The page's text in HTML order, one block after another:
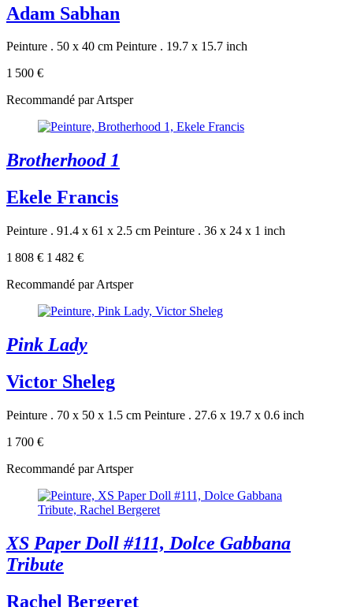
Adam Sabhan
Peinture . 50 x 40 cm Peinture . 19.7 x 15.7 inch
1 500 €
Recommandé par Artsper
Brotherhood 1
Ekele Francis
Peinture . 91.4 x 61 x 2.5 cm Peinture . 36 x 24 x 1 inch
1 808 € 1 482 €
Recommandé par Artsper
Pink Lady
Victor Sheleg
Peinture . 70 x 50 x 1.5 cm Peinture . 27.6 x 19.7 x 0.6 inch
1 700 €
Recommandé par Artsper
XS Paper Doll #111, Dolce Gabbana
Tribute
Rachel Bergeret